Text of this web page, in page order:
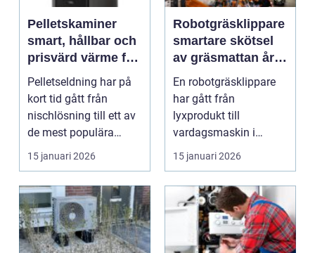
Pelletskaminer
smart, hållbar och
prisvärd värme för
moderna hem
Pelletseldning har på
kort tid gått från
nischlösning till ett av
de mest populära
sätten att värma ...
15 januari 2026
Robotgräsklippare
smartare skötsel
av gräsmattan året
runt
En robotgräsklippare
har gått från
lyxprodukt till
vardagsmaskin i
många svenska
trädgårdar. Många u...
15 januari 2026